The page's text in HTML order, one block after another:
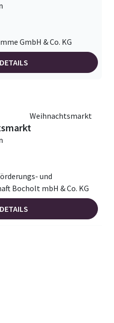
GmbH & Co. KG
Weihnachtsmarkt
und
Bocholt mbH & Co. KG